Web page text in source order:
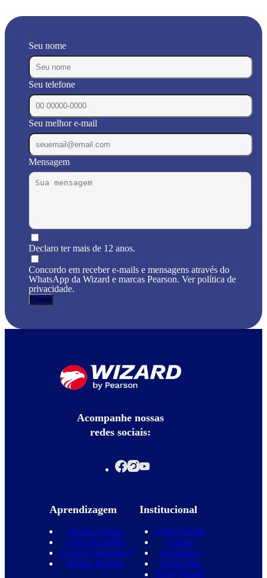
Seu nome
Seu telefone
Seu melhor e-mail
Mensagem
Declaro ter mais de 12 anos.
Concordo em receber e-mails e mensagens através do
WhatsApp da Wizard e marcas Pearson. Ver política de
privacidade.
Acompanhe nossas
redes sociais:
Aprendizagem
Nossos Cursos
Curso de Inglês
Curso de Espanhol
Nossas Escolas
Institucional
Quem Somos
Equipe
Novidades
Promoções
Blog Wizard